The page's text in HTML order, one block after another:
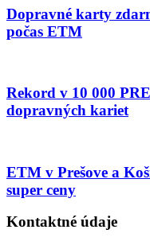
Dopravné karty
počas ETM
Rekord v 10 000
dopravných kariet
ETM v Prešove a
super ceny
Kontaktné údaje